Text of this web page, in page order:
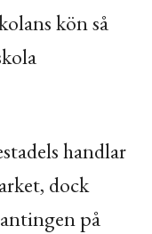
kön så
handlar
dock
på